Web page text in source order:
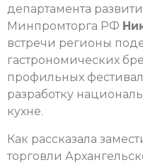
департамента
Минпромторга РФ
встречи регионы
гастрономических
профильных
разработку
кухне.
Как рассказала
торговли